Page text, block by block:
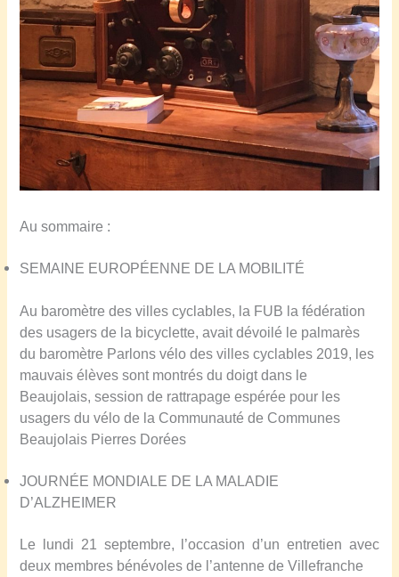
Au sommaire :
S EMAINE EUROPÉENNE DE LA MOBILITÉ
Au baromètre des villes cyclables, la FUB la fédération
des usagers de la bicyclette, avait dévoilé le palmarès
du baromètre Parlons vélo des villes cyclables 2019, les
mauvais élèves sont montrés du doigt dans le
Beaujolais, session de rattrapage espérée pour les
usagers du vélo de la Communauté de Communes
Beaujolais Pierres Dorées
JOURN É E MONDIALE DE LA MALADIE
D’ALZHEIMER
Le lundi 21 septembre, l’occasion d’un entretien avec
deux membres bénévoles de l’antenne de Villefranche